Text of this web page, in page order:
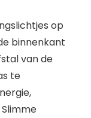
op
binnenkant
van de
te